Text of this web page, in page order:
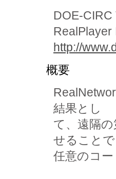
DOE-CIRC
RealPlayer
http://
概要
結果とし
て、遠隔
せること
任意のコ